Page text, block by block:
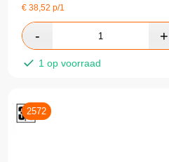
€38,52 p/1
1 op voorraad
2572